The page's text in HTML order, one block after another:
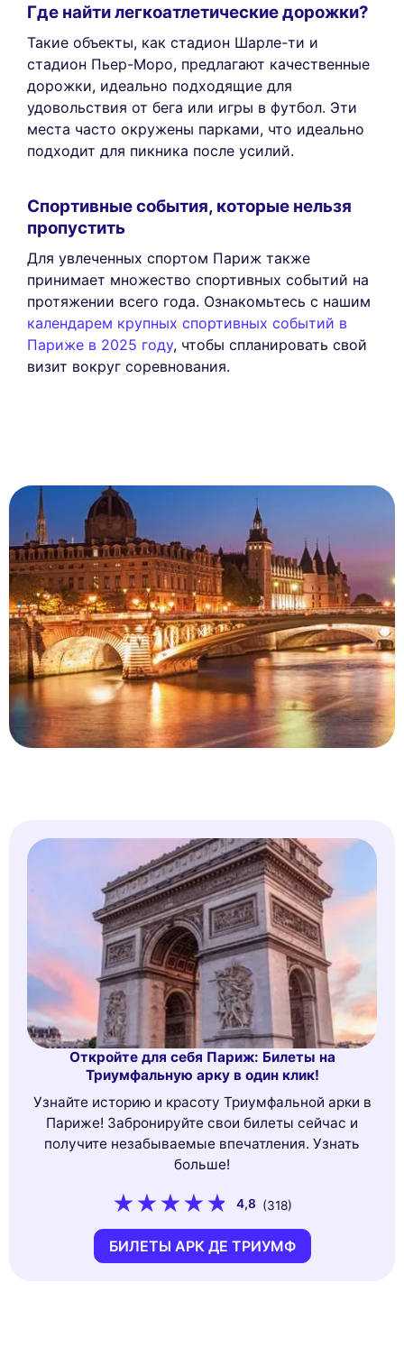
Где найти легкоатлетические дорожки?
Такие объекты, как стадион Шарле-ти и
стадион Пьер-Моро, предлагают качественные
дорожки, идеально подходящие для
удовольствия от бега или игры в футбол. Эти
места часто окружены парками, что идеально
подходит для пикника после усилий.
Спортивные события, которые нельзя
пропустить
Для увлеченных спортом Париж также
принимает множество спортивных событий на
протяжении всего года. Ознакомьтесь с нашим
календарем крупных спортивных событий в
Париже в 2025 году, чтобы спланировать свой
визит вокруг соревнования.
Откройте для себя Париж: Билеты на
Триумфальную арку в один клик!
Узнайте историю и красоту Триумфальной арки в
Париже! Забронируйте свои билеты сейчас и
получите незабываемые впечатления. Узнать
больше!
4,8 (318)
БИЛЕТЫ АРК ДЕ ТРИУМФ